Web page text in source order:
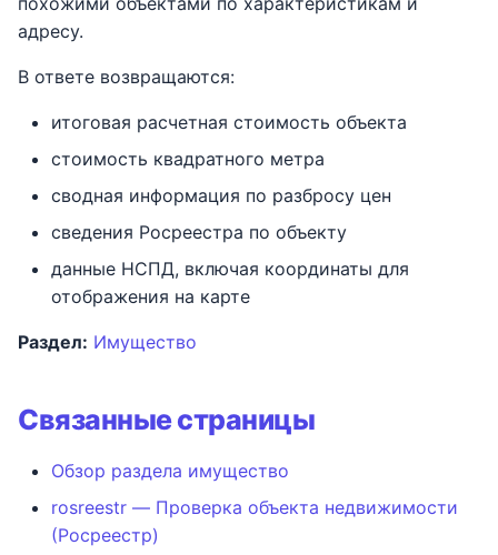
иБанкротство физлица
физлица (ФНС)
ЕГРИП / статус ИП
Терроризм / ОМУ
Розыск МВД
Иноагенты Минюст
Налоговая
задолженность по ИНН
Статус электронной
медкнижки (ЭЛМК)
РВП (бланк)
Разрешение на работу
Реестр контролируемых
лиц (RKL)
ФССП по ИНН юрлица
Залоги юрлица
Комплексная проверка
компании по ИНН
оценка
Сводная информация по
Данные Росреестра в
ответе
Данные НСПД и карта
AI Summary
адресу.
В ответе возвращаются:
итоговая расчетная стоимость объекта
стоимость квадратного метра
сводная информация по разбросу цен
сведения Росреестра по объекту
данные НСПД, включая координаты для
отображения на карте
Раздел: Имущество
Связанные страницы
Обзор раздела имущество
rosreestr — Проверка объекта недвижимости
(Росреестр)